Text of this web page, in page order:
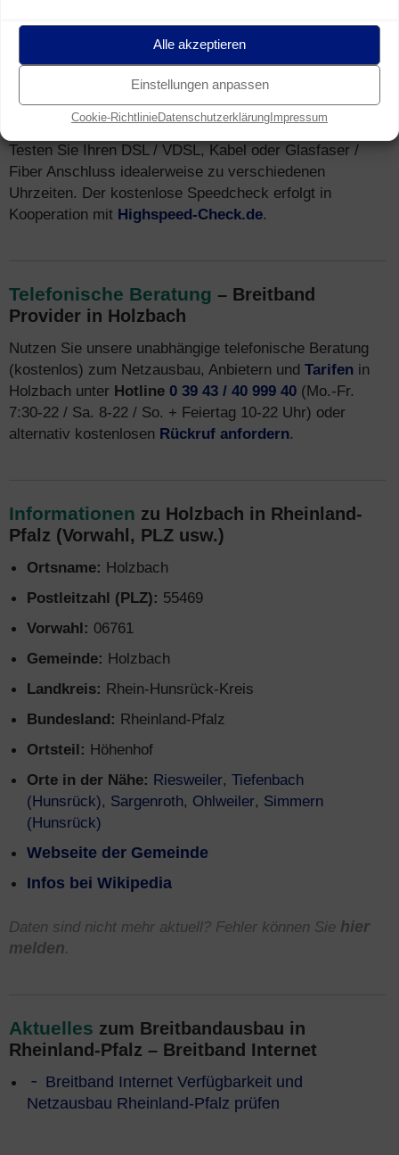
Alle akzeptieren
Einstellungen anpassen
Cookie-RichtlinieDatenschutzerklärungImpressum
Holzbach (Breitband Messung)
Sie wohnen in Holzbach und nutzen einen Breitband
Internet Anschluss (z.B. DSL)? Mit unserem
können Sie kostenfrei und unverbindlich die tatsächliche
Geschwindigkeit Ihres Internetanschlusses messen.
Testen Sie Ihren DSL / VDSL, Kabel oder Glasfaser /
Fiber Anschluss idealerweise zu verschiedenen
Uhrzeiten. Der kostenlose Speedcheck erfolgt in
Kooperation mit Highspeed-Check.de.
Telefonische Beratung – Breitband
Provider in Holzbach
Nutzen Sie unsere unabhängige telefonische Beratung
(kostenlos) zum Netzausbau, Anbietern und Tarifen in
Holzbach unter Hotline 0 39 43 / 40 999 40 (Mo.-Fr.
7:30-22 / Sa. 8-22 / So. + Feiertag 10-22 Uhr) oder
alternativ kostenlosen Rückruf anfordern.
Informationen zu Holzbach in Rheinland-
Pfalz (Vorwahl, PLZ usw.)
Ortsname: Holzbach
Postleitzahl (PLZ): 55469
Vorwahl: 06761
Gemeinde: Holzbach
Landkreis: Rhein-Hunsrück-Kreis
Bundesland: Rheinland-Pfalz
Ortsteil: Höhenhof
Orte in der Nähe: Riesweiler, Tiefenbach
(Hunsrück), Sargenroth, Ohlweiler, Simmern
(Hunsrück)
Webseite der Gemeinde
Infos bei Wikipedia
Daten sind nicht mehr aktuell? Fehler können Sie hier
melden.
Aktuelles zum Breitbandausbau in
Rheinland-Pfalz – Breitband Internet
Breitband Internet Verfügbarkeit und
Netzausbau Rheinland-Pfalz prüfen